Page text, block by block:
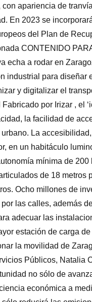
apariencia de
En 2023 se
del Plan de
CONTENIDO
echa a rodar en
industrial para
y digitalizar el
por Irizar , el
la facilidad de
La
en un habitáculo
mínima de
de 18 metros
Ocho millones de
las calles, además
adecuar las
estación de carga
la movilidad de
Públicos, Natalia
no sólo de
económica a